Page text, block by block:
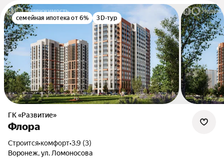
семейная ипотека от 6% 3D-тур
ГК «Развитие»
Флора
Строится•комфорт•3.9 (3)
Воронеж, ул. Ломоносова